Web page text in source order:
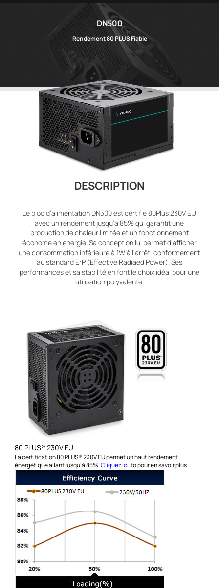
DN500
Rendement 80 PLUS Fiable
DESCRIPTION
Le bloc d’alimentation DN500 est certifié 80Plus 230V EU
avec un rendement jusqu’à 85% qui garantit une
production de chaleur limitée et un fonctionnement
économe en énergie. Sa conception lui permet d’afficher
une consommation inférieure à 1W à l’arrêt, conformément
au standard ErP (Effective Radiaed Power). Ses
performances et sa stabilité en font le choix idéal pour une
utilisation polyvalente.
80 PLUS® 230V EU
La certification 80 PLUS® 230V EU permet un haut rendement
énergétique allant jusqu’à 85%.Cliquez ici to pour en savoir plus.